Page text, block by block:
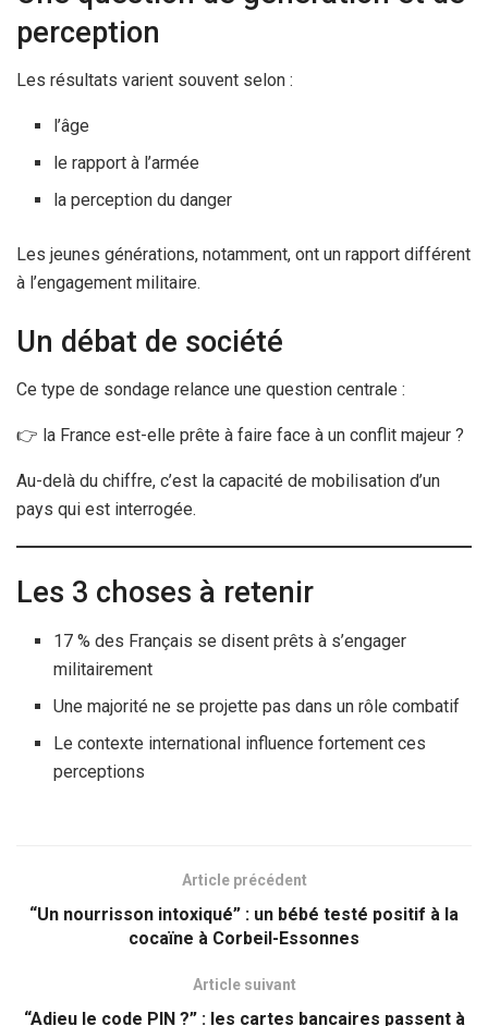
perception
Les résultats varient souvent selon :
l’âge
le rapport à l’armée
la perception du danger
Les jeunes générations, notamment, ont un rapport différent
à l’engagement militaire.
Un débat de société
Ce type de sondage relance une question centrale :
👉 la France est-elle prête à faire face à un conflit majeur ?
Au-delà du chiffre, c’est la capacité de mobilisation d’un
pays qui est interrogée.
Les 3 choses à retenir
17 % des Français se disent prêts à s’engager
militairement
Une majorité ne se projette pas dans un rôle combatif
Le contexte international influence fortement ces
perceptions
Article précédent
“Un nourrisson intoxiqué” : un bébé testé positif à la
cocaïne à Corbeil-Essonnes
Article suivant
“Adieu le code PIN ?” : les cartes bancaires passent à